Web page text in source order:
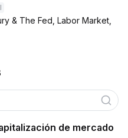
& The Fed, Labor Market,
de mercado